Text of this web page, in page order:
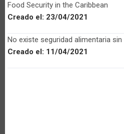
Food Security in the Caribbean
Creado el: 23/04/2021
No existe seguridad alimentaria sin
Creado el: 11/04/2021